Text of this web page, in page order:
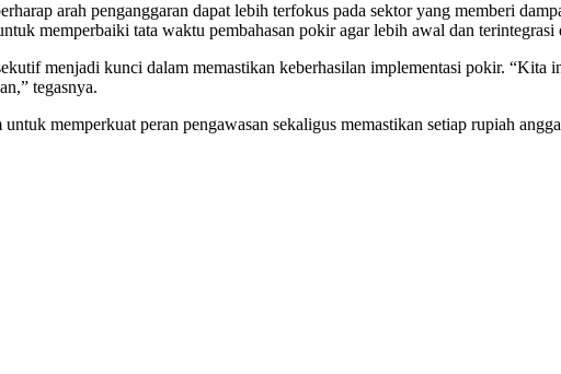
arah penganggaran dapat lebih terfokus pada sektor yang memberi
memperbaiki tata waktu pembahasan pokir agar lebih awal dan
menjadi kunci dalam memastikan keberhasilan implementasi pokir. “Kita
tegasnya.
memperkuat peran pengawasan sekaligus memastikan setiap rupiah